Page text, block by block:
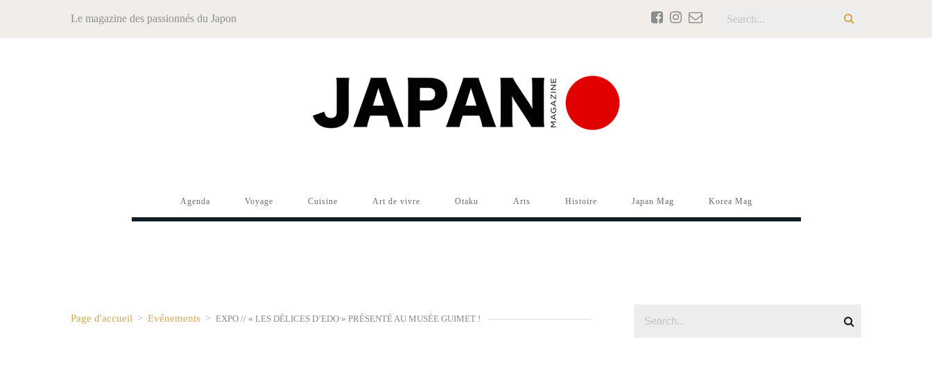
Le magazine des passionnés du Japon
Agenda Voyage Cuisine Art de vivre Otaku Arts Histoire Japan Mag Korea Mag
Page d'accueil > Evénements > EXPO // « LES DÉLICES D’EDO » PRÉSENTÉ AU MUSÉE GUIMET !